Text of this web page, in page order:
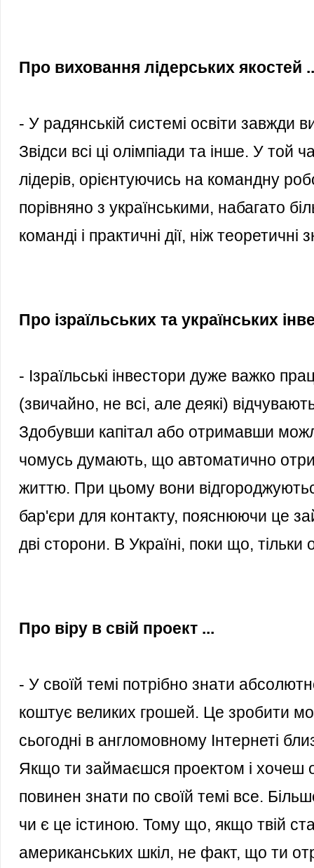
Про виховання лідерських якостей
- У радянській системі освіти завжди
Звідси всі ці олімпіади та інше. У той
лідерів, орієнтуючись на командну
порівняно з українськими, набагато
команді і практичні дії, ніж теоретичні
Про ізраїльських та українських
- Ізраїльські інвестори дуже важко
(звичайно, не всі, але деякі)
Здобувши капітал або отримавши
чомусь думають, що автоматично
життю. При цьому вони
бар'єри для контакту, пояснюючи це
дві сторони. В Україні, поки що, тільки
Про віру в свій проект ...
- У своїй темі потрібно знати
коштує великих грошей. Це зробити
сьогодні в англомовному Інтернеті
Якщо ти займаєшся проектом і хочеш
повинен знати по своїй темі все.
чи є це істиною. Тому що, якщо твій
американських шкіл, не факт, що ти